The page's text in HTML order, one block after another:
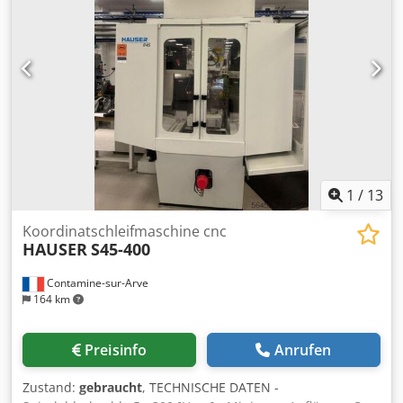
Tastermodulsatz. MCOSMOS 3 CNC V4 inkl. Dongle (Wibu-
Box). CAT1000PS V4 (CAD-Vergleich und Auswertung).
Software-Upgrade MCOSMOS-1 von V2 auf V4. GEO-EDM
Zusatzmodul für Erodierteile. Part-program Generator und
GEO-EDM Assistent.
1 / 13
Contamine-sur-Arve
164 km
Koordinatschleifmaschine cnc
HAUSERS45-400
Preisinfo Anrufen
Zustand: gebraucht, TECHNISCHE DATEN -